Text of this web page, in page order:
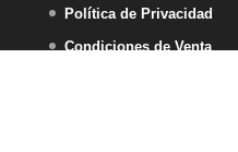
Política de Privacidad
Condiciones de Venta